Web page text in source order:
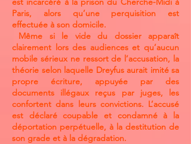
Paris, alors qu’une perquisition est
effectuée à son domicile.
Même si le vide du dossier apparaît
clairement lors des audiences et qu’aucun
mobile sérieux ne ressort de l’accusation, la
théorie selon laquelle Dreyfus aurait imité sa
propre écriture, appuyée par des
documents illégaux reçus par juges, les
confortent dans leurs convictions. L’accusé
est déclaré coupable et condamné à la
déportation perpétuelle, à la destitution de
son grade et à la dégradation.